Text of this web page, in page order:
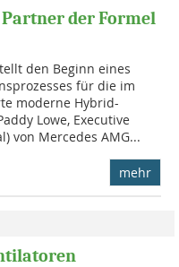
der Formel
den Beginn eines
für die im
moderne Hybrid-
Lowe, Executive
von Mercedes AMG...
mehr